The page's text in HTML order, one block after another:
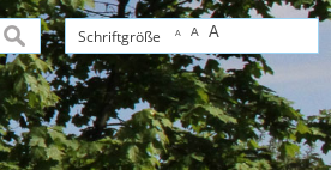
Schriftgröße A A A
suchen